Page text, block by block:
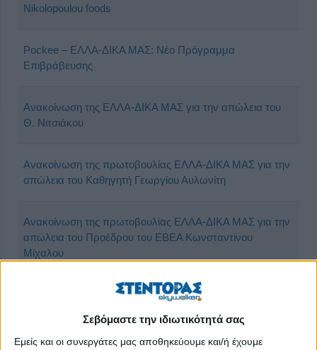
Σεβόμαστε την ιδιωτικότητά σας
Εμείς και οι συνεργάτες μας αποθηκεύουμε και/ή έχουμε
Nikolopoulou foods
Pockee – ΕΛΛΑ-ΔΙΚΑ ΜΑΣ: Νέο Πρόγραμμα
Επιβράβευσης
Ανακοίνωση της ΕΛΛΑ-ΔΙΚΑ ΜΑΣ για την απώλεια του
Θ. Νιτσιάκου
Ανακοίνωση της πρωτοβουλίας ΕΛΛΑ-ΔΙΚΑ ΜΑΣ για την
απώλεια του Καθηγητή Γεωργίου Αυλωνίτη
Ανακοίνωση της πρωτοβουλίας ΕΛΛΑ-ΔΙΚΑ ΜΑΣ για την
απώλεια του Προέδρου του ΕΒΕΑ Κωνσταντίνου
Μίχαλου
ΔΕΛΤΙΟ ΤΥΠΟΥ : Υπό την Αιγίδα της πρωτοβουλίας
Business Conference